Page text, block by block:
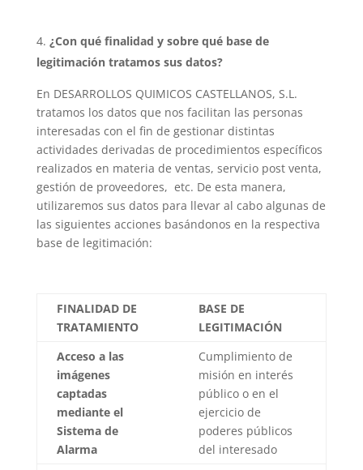
¿Con qué finalidad y sobre qué base de
legitimación tratamos sus datos?
En DESARROLLOS QUIMICOS CASTELLANOS, S.L.
tratamos los datos que nos facilitan las personas
interesadas con el fin de gestionar distintas
actividades derivadas de procedimientos específicos
realizados en materia de ventas, servicio post venta,
gestión de proveedores, etc. De esta manera,
utilizaremos sus datos para llevar al cabo algunas de
las siguientes acciones basándonos en la respectiva
base de legitimación:
FINALIDAD DE
TRATAMIENTO
BASE DE
LEGITIMACIÓN
Acceso a las
imágenes
captadas
mediante el
Sistema de
Alarma
Cumplimiento de
misión en interés
público o en el
ejercicio de
poderes públicos
del interesado